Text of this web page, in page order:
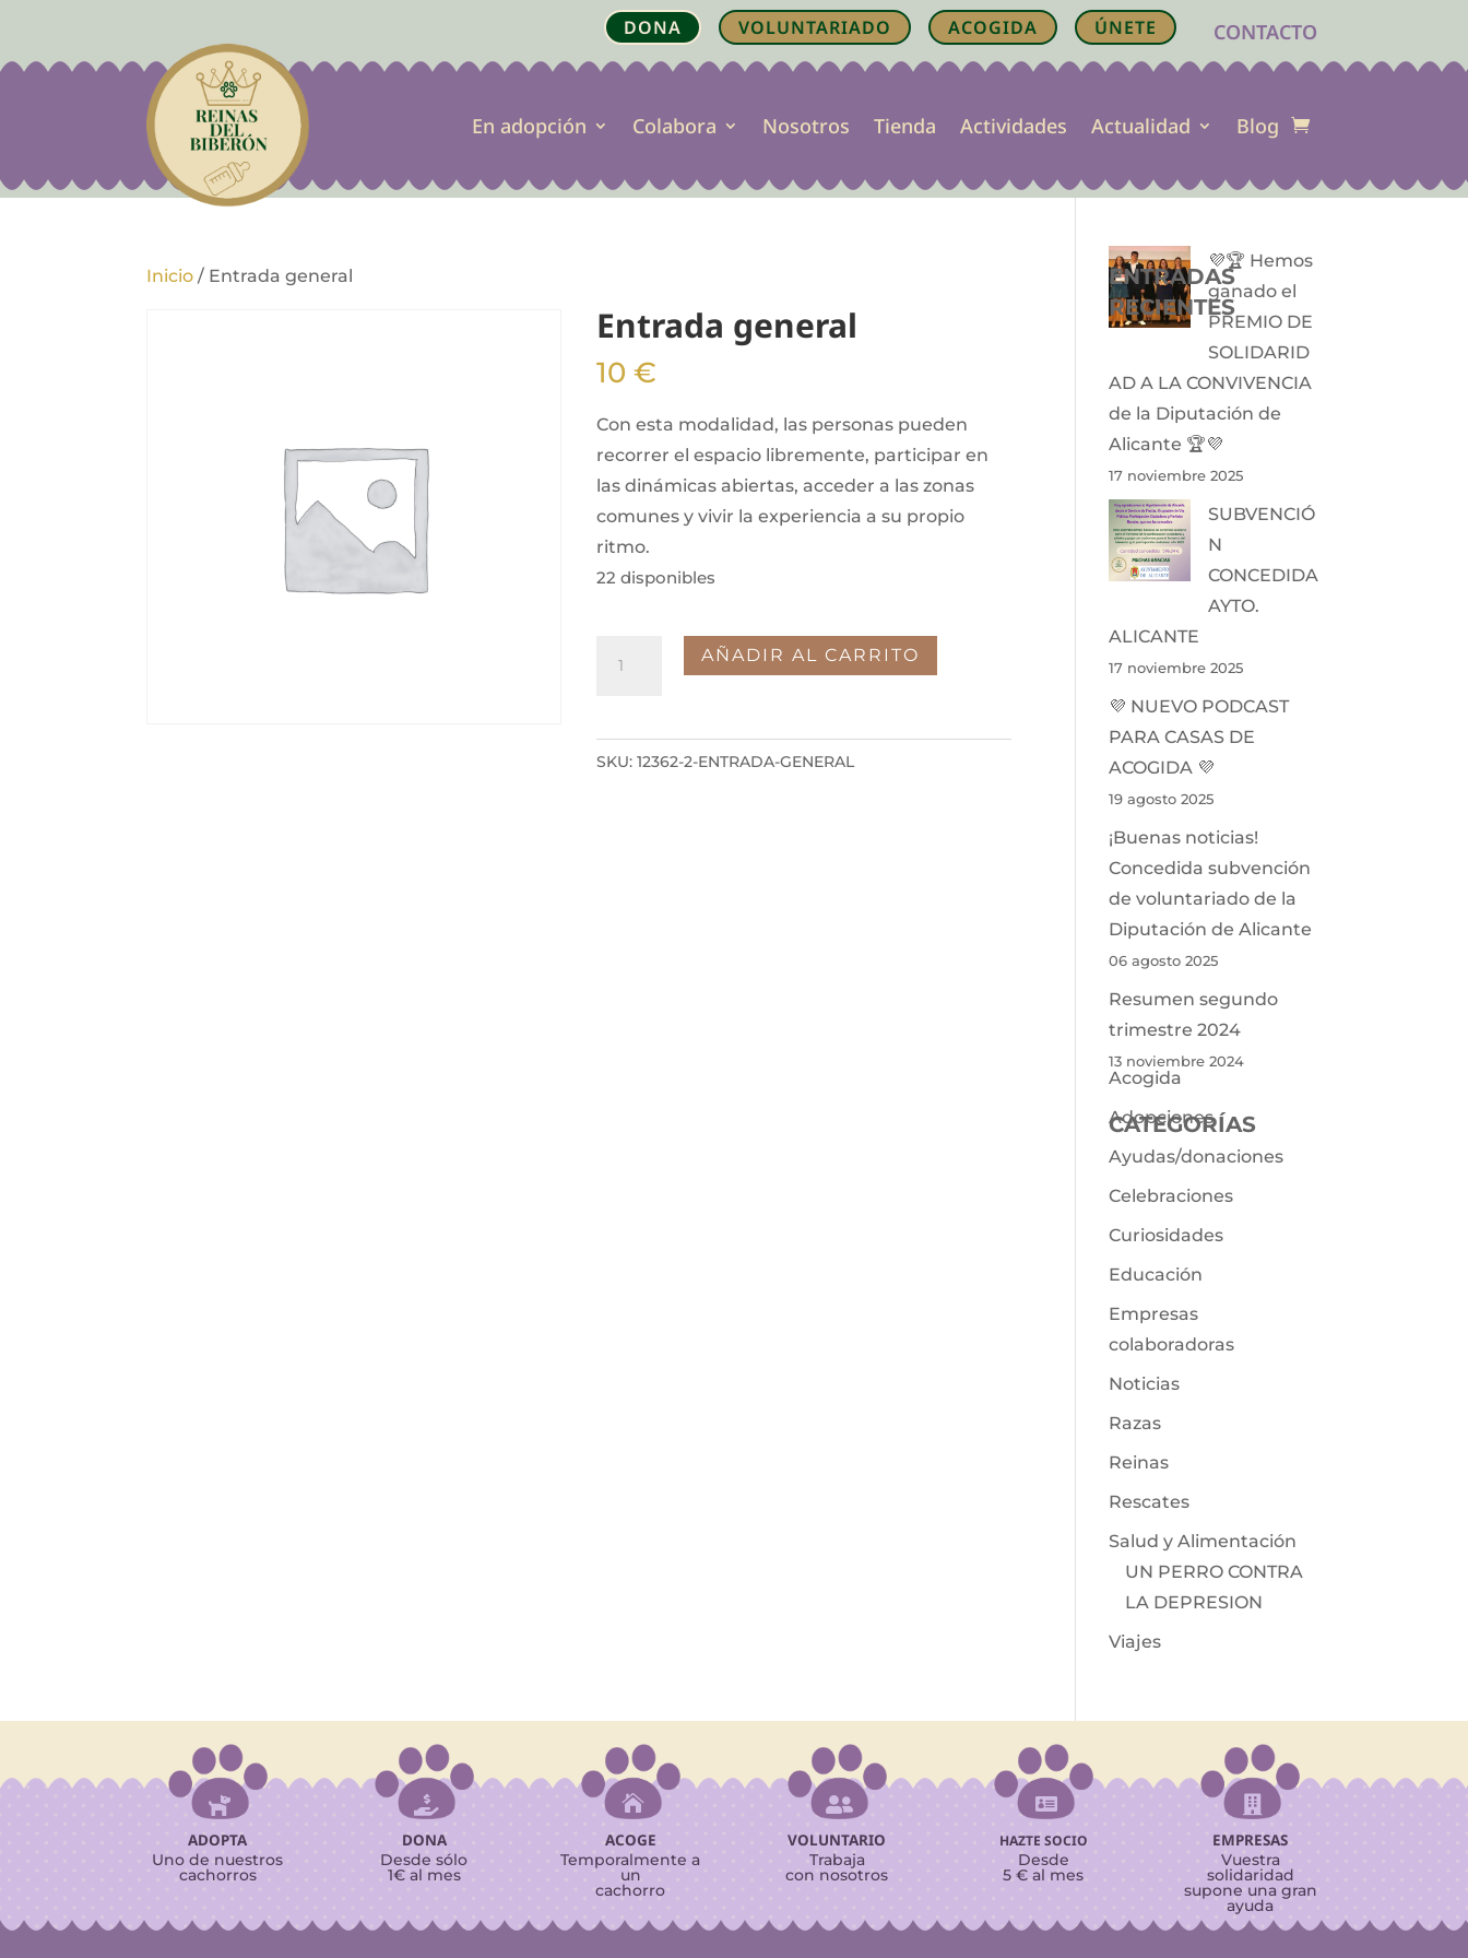
DONA VOLUNTARIADO ACOGIDA ÚNETE CONTACTO
En adopción Colabora Nosotros Tienda Actividades Actualidad Blog
Inicio / Entrada general
Entrada general
10€
Con esta modalidad, las personas pueden
recorrer el espacio libremente, participar en
las dinámicas abiertas, acceder a las zonas
comunes y vivir la experiencia a su propio
ritmo.
22 disponibles
AÑADIR AL CARRITO
SKU:12362-2-ENTRADA-GENERAL
ENTRADAS
RECIENTES
💜🏆 Hemos
ganado el
PREMIO DE
SOLIDARID
AD A LA CONVIVENCIA
de la Diputación de
Alicante 🏆💜
17 noviembre 2025
SUBVENCIÓ
N
CONCEDIDA
AYTO.
ALICANTE
17 noviembre 2025
💜 NUEVO PODCAST
PARA CASAS DE
ACOGIDA 💜
19 agosto 2025
¡Buenas noticias!
Concedida subvención
de voluntariado de la
Diputación de Alicante
06 agosto 2025
Resumen segundo
trimestre 2024
13 noviembre 2024
CATEGORÍAS
Acogida
Adopciones
Ayudas/donaciones
Celebraciones
Curiosidades
Educación
Empresas
colaboradoras
Noticias
Razas
Reinas
Rescates
Salud y Alimentación
UN PERRO CONTRA
LA DEPRESION
Viajes

ADOPTA
Uno de nuestros
cachorros

DONA
Desde sólo
1€ al mes

ACOGE
Temporalmente a
un
cachorro

VOLUNTARIO
Trabaja
con nosotros

HAZTE SOCIO
Desde
5 € al mes

EMPRESAS
Vuestra
solidaridad
supone una gran
ayuda